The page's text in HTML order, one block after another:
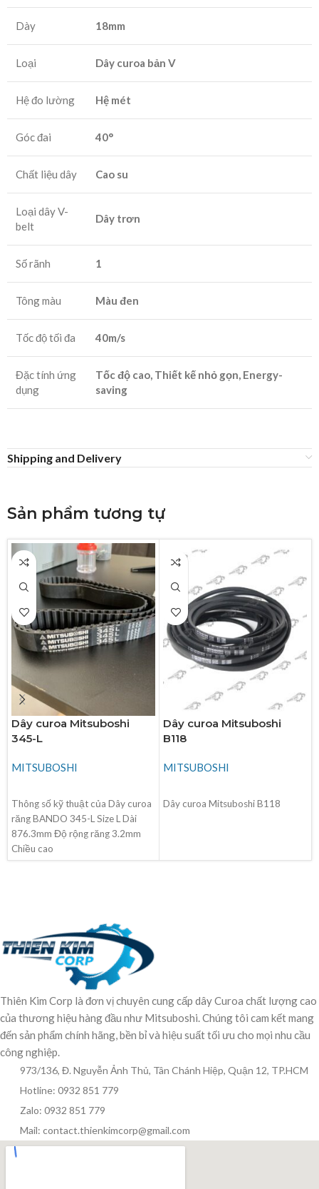
Dày 18mm
Loại Dây curoa bản V
Hệ đo lường Hệ mét
Góc đai 40°
Chất liệu dây Cao su
Loại dây V-
belt
Dây trơn
Số rãnh 1
Tông màu Màu đen
Tốc độ tối đa 40m/s
Đặc tính ứng
dụng
Tốc độ cao, Thiết kế nhỏ gọn, Energy-
saving
Shipping and Delivery
Sản phẩm tương tự
Dây curoa Mitsuboshi
345-L
MITSUBOSHI
Thông số kỹ thuật của Dây curoa
răng BANDO 345-L Size L Dài
876.3mm Độ rộng răng 3.2mm
Chiều cao
Dây curoa Mitsuboshi
B118
MITSUBOSHI
Dây curoa Mitsuboshi B118
Thiên Kim Corp là đơn vị chuyên cung cấp dây Curoa chất lượng cao
của thương hiệu hàng đầu như Mitsuboshi. Chúng tôi cam kết mang
đến sản phẩm chính hãng, bền bỉ và hiệu suất tối ưu cho mọi nhu cầu
công nghiệp.
973/136, Đ. Nguyễn Ảnh Thủ, Tân Chánh Hiệp, Quận 12, TP.HCM
Hotline: 0932 851 779
Zalo: 0932 851 779
Mail: contact.thienkimcorp@gmail.com